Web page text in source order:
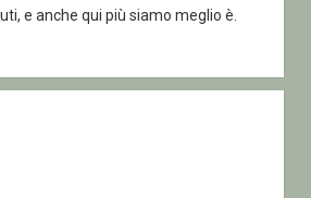
e anche qui più siamo meglio è.